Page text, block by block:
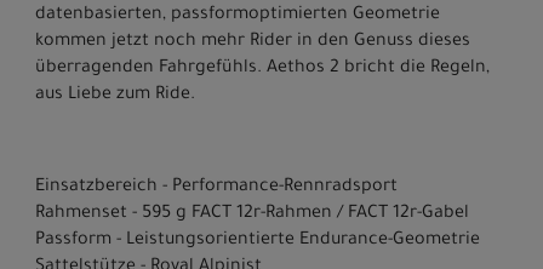
datenbasierten, passformoptimierten Geometrie
kommen jetzt noch mehr Rider in den Genuss dieses
überragenden Fahrgefühls. Aethos 2 bricht die Regeln,
aus Liebe zum Ride.
Einsatzbereich - Performance-Rennradsport
Rahmenset - 595 g FACT 12r-Rahmen / FACT 12r-Gabel
Passform - Leistungsorientierte Endurance-Geometrie